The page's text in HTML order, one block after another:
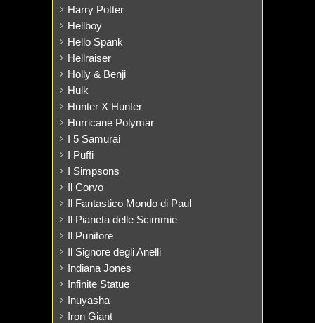
Harry Potter
Hellboy
Hello Spank
Hellraiser
Holly & Benji
Hulk
Hunter X Hunter
Hurricane Polymar
I 5 Samurai
I Puffi
I Simpsons
Il Corvo
Il Fantastico Mondo di Paul
Il Pianeta delle Scimmie
Il Punitore
Il Signore degli Anelli
Indiana Jones
Infinite Statue
Inuyasha
Iron Giant